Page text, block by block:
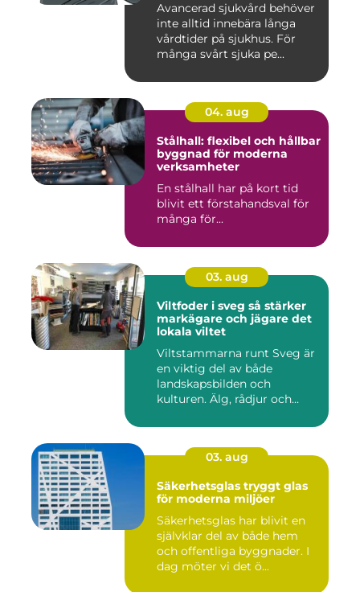
Avancerad sjukvård behöver
inte alltid innebära långa
vårdtider på sjukhus. För
många svårt sjuka pe...
04. aug
Stålhall: flexibel och hållbar
byggnad för moderna
verksamheter
En stålhall har på kort tid
blivit ett förstahandsval för
många för...
03. aug
Viltfoder i sveg så stärker
markägare och jägare det
lokala viltet
Viltstammarna runt Sveg är
en viktig del av både
landskapsbilden och
kulturen. Älg, rådjur och
03. aug
Säkerhetsglas tryggt glas
för moderna miljöer
Säkerhetsglas har blivit en
självklar del av både hem
och offentliga byggnader. I
dag möter vi det ö...